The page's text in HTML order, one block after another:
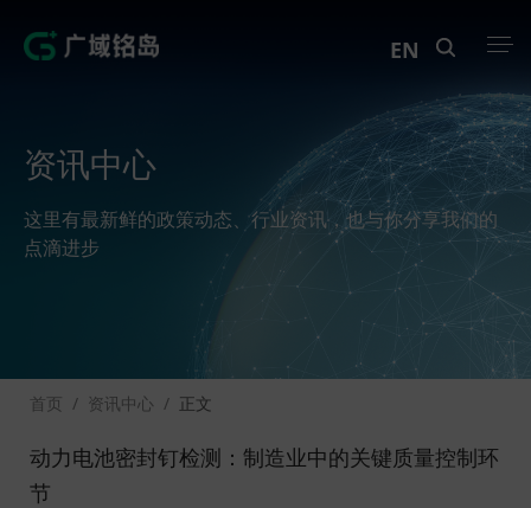
解决方案
案例中心
关于Geega
EN
资讯中心
这里有最新鲜的政策动态、行业资讯，也与你分享我们的
点滴进步
首页 / 资讯中心 / 正文
动力电池密封钉检测：制造业中的关键质量控制环
节